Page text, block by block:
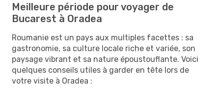
Meilleure période pour voyager de
Bucarest à Oradea
Roumanie est un pays aux multiples facettes : sa
gastronomie, sa culture locale riche et variée, son
paysage vibrant et sa nature époustouflante. Voici
quelques conseils utiles à garder en tête lors de
votre visite à Oradea :